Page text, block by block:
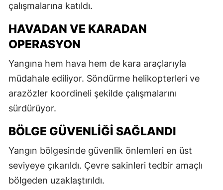
çalışmalarına katıldı.
HAVADAN VE KARADAN
OPERASYON
Yangına hem hava hem de kara araçlarıyla
müdahale ediliyor. Söndürme helikopterleri ve
arazözler koordineli şekilde çalışmalarını
sürdürüyor.
BÖLGE GÜVENLIĞI SAĞLANDI
Yangın bölgesinde güvenlik önlemleri en üst
seviyeye çıkarıldı. Çevre sakinleri tedbir amaçlı
bölgeden uzaklaştırıldı.